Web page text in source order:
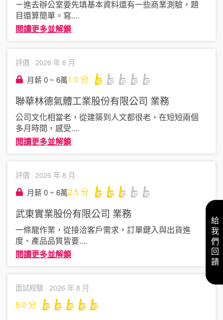
ㄧ進去辦公室要先填基本資料還有一些商業測驗，題
目還算簡單。寫....
閱讀更多並解鎖
評價 · 2026 年 8 月
月薪 0 ~ 6萬1.0 分
聯華林德氣體工業股份有限公司 業務
公司文化相當老，從建築到人文都很老，在短短兩個
多月時間，感受....
閱讀更多並解鎖
評價 · 2026 年 8 月
月薪 0 ~ 6萬2.5分
武東實業股份有限公司 業務
一條龍作業，從接洽客戶需求，訂單鍵入與出貨進
度、產品品質皆要....
閱讀更多並解鎖
面試經驗 · 2026 年 8 月
5.0 分
給我們回饋